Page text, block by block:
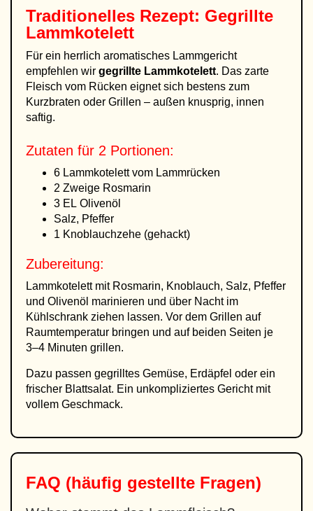
Traditionelles Rezept: Gegrillte
Lammkotelett
Für ein herrlich aromatisches Lammgericht
empfehlen wir gegrillte Lammkotelett. Das zarte
Fleisch vom Rücken eignet sich bestens zum
Kurzbraten oder Grillen – außen knusprig, innen
saftig.
Zutaten für 2 Portionen:
6 Lammkotelett vom Lammrücken
2 Zweige Rosmarin
3 EL Olivenöl
Salz, Pfeffer
1 Knoblauchzehe (gehackt)
Zubereitung:
Lammkotelett mit Rosmarin, Knoblauch, Salz, Pfeffer
und Olivenöl marinieren und über Nacht im
Kühlschrank ziehen lassen. Vor dem Grillen auf
Raumtemperatur bringen und auf beiden Seiten je
3–4 Minuten grillen.
Dazu passen gegrilltes Gemüse, Erdäpfel oder ein
frischer Blattsalat. Ein unkompliziertes Gericht mit
vollem Geschmack.
FAQ (häufig gestellte Fragen)